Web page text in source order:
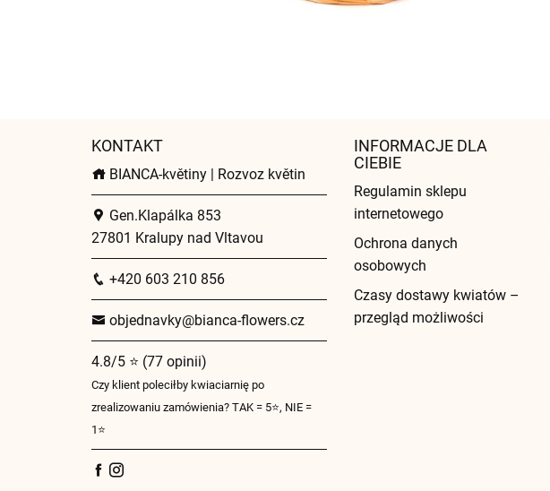
KONTAKT
BIANCA-květiny | Rozvoz květin
Gen.Klapálka 853
27801 Kralupy nad Vltavou
+420 603 210 856
objednavky@bianca-flowers.cz
4.8/5 ⭐ (77 opinii)
Czy klient poleciłby kwiaciarnię po
zrealizowaniu zamówienia? TAK = 5⭐, NIE =
1⭐
INFORMACJE DLA
CIEBIE
Regulamin sklepu
internetowego
Ochrona danych
osobowych
Czasy dostawy kwiatów –
przegląd możliwości